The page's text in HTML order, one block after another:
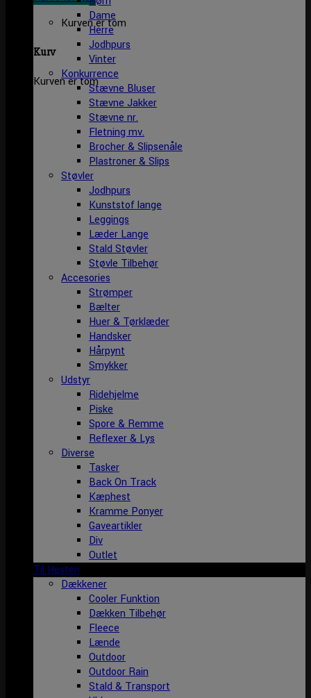
Kurven er tom
Kurv
Kurven er tom
Dame
Herre
Jodhpurs
Vinter
Konkurrence
Stævne Bluser
Stævne Jakker
Stævne nr.
Fletning mv.
Brocher & Slipsenåle
Plastroner & Slips
Støvler
Jodhpurs
Kunststof lange
Leggings
Læder Lange
Stald Støvler
Støvle Tilbehør
Accesories
Strømper
Bælter
Huer & Tørklæder
Handsker
Hårpynt
Smykker
Udstyr
Ridehjelme
Piske
Spore & Remme
Reflexer & Lys
Diverse
Tasker
Back On Track
Kæphest
Kramme Ponyer
Gaveartikler
Div
Outlet
Til Hesten
Dækkener
Cooler Funktion
Dækken Tilbehør
Fleece
Lænde
Outdoor
Outdoor Rain
Stald & Transport